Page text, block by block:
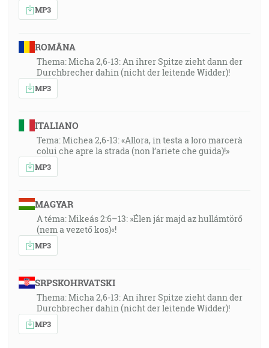
MP3
ROMÂNA
Thema: Micha 2,6-13: An ihrer Spitze zieht dann der
Durchbrecher dahin (nicht der leitende Widder)!
MP3
ITALIANO
Tema: Michea 2,6-13: «Allora, in testa a loro marcerà
colui che apre la strada (non l’ariete che guida)!»
MP3
MAGYAR
A téma: Mikeás 2:6–13: »Élen jár majd az hullámtörő
(nem a vezető kos)«!
MP3
SRPSKOHRVATSKI
Thema: Micha 2,6-13: An ihrer Spitze zieht dann der
Durchbrecher dahin (nicht der leitende Widder)!
MP3